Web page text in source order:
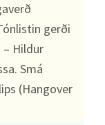
gerði
Hildur
Smá
(Hangover